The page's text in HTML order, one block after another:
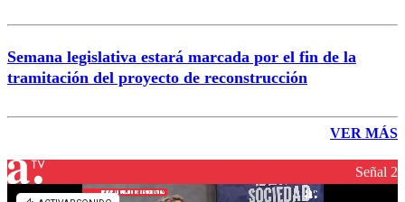
Semana legislativa estará marcada por el fin de la
tramitación del proyecto de reconstrucción
VER MÁS
Señal 2